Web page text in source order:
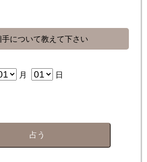
手について教えて下さい
月
日
占う